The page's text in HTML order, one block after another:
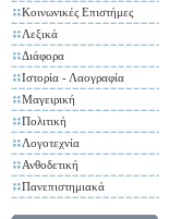
Κοινωνικές Επιστήμες
Λεξικά
Διάφορα
Ιστορία - Λαογραφία
Μαγειρική
Πολιτική
Λογοτεχνία
Ανθοδετική
Πανεπιστημιακά